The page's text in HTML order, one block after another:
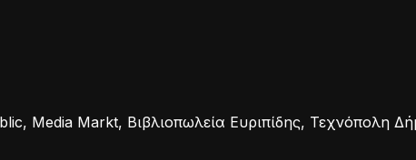
Media Markt, Βιβλιοπωλεία Ευριπίδης, Τεχνόπολη